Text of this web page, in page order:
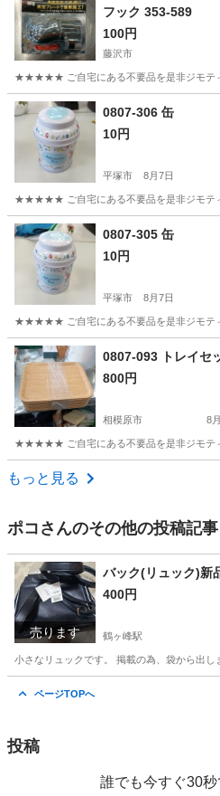
フック 353-589
100円
藤沢市
★★★★★ ご自宅にある不要品を是非ジモティ
神奈川 藤沢市 0807-306 缶
10円
平塚市 8月7日
★★★★★ ご自宅にある不要品を是非ジモティ
神奈川 平塚市 0807-305 缶
10円
平塚市 8月7日
★★★★★ ご自宅にある不要品を是非ジモティ
神奈川 平塚市 現地
0807-093 トレイセ
800円
相模原市 8
★★★★★ ご自宅にある不要品を是非ジモティ
神奈川 相模原市
もっと見る
ポコ さんのその他の投稿記事
売ります
バック(リュック)新
400円
鶴ヶ峰駅
小さなリュックです。 掲載の為、袋から出
ページTOPへ
投稿
誰でも今すぐ30